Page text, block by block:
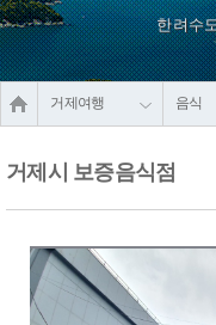
한려수
거제여행 음식
거제시 보증음식점